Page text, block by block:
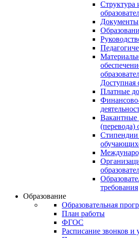
Структура
Документы
Доступная
Платные
Вакантные
(перевода)
требования
Образование
Образовательная
План работы
ФГОС
Расписание звонков и